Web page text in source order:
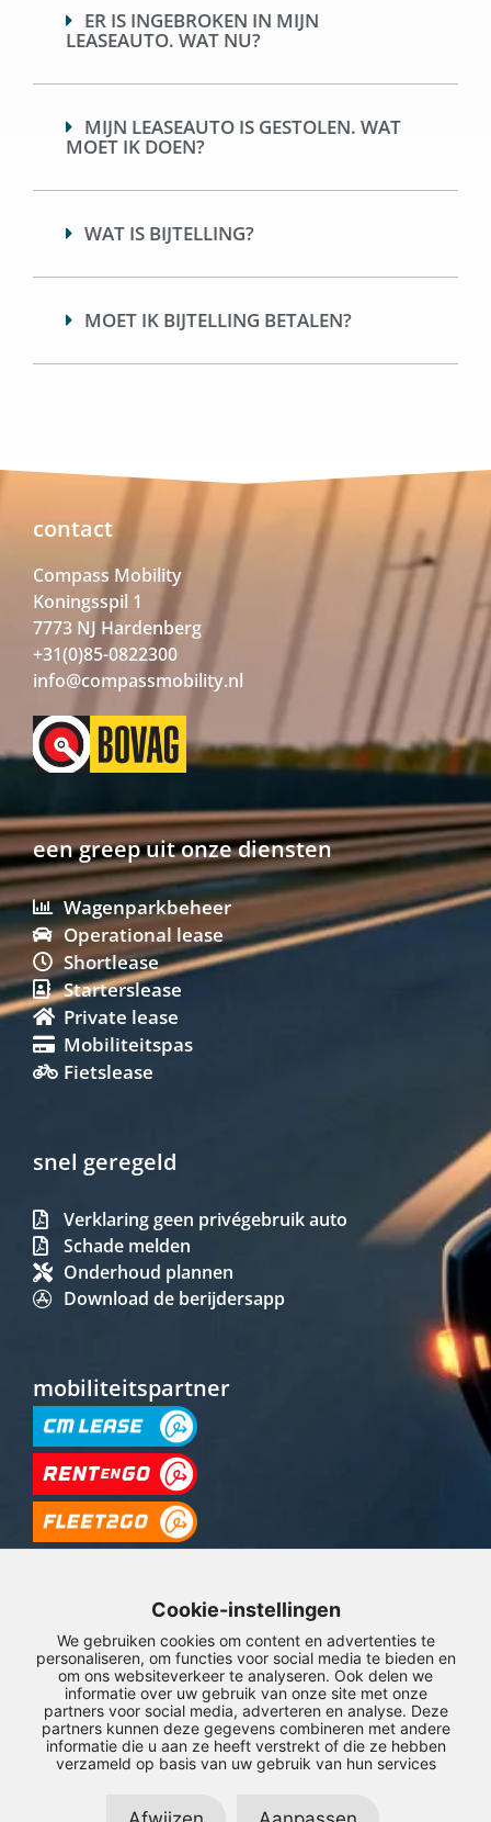
ER IS INGEBROKEN IN MIJN
LEASEAUTO. WAT NU?
MIJN LEASEAUTO IS GESTOLEN. WAT
MOET IK DOEN?
WAT IS BIJTELLING?
MOET IK BIJTELLING BETALEN?
contact
Compass Mobility
Koningsspil 1
7773 NJ Hardenberg
+31(0)85-0822300
info@compassmobility.nl
een greep uit onze diensten
Wagenparkbeheer
Operational lease
Shortlease
Starterslease
Private lease
Mobiliteitspas
Fietslease
snel geregeld
Verklaring geen privégebruik auto
Schade melden
Onderhoud plannen
Download de berijdersapp
mobiliteitspartner
© Copyright 2026 – Compass Mobility –Privacyverklaring– Disclaimer
Cookie-instellingen
We gebruiken cookies om content en advertenties te
personaliseren, om functies voor social media te bieden en
om ons websiteverkeer te analyseren. Ook delen we
informatie over uw gebruik van onze site met onze
partners voor social media, adverteren en analyse. Deze
partners kunnen deze gegevens combineren met andere
informatie die u aan ze heeft verstrekt of die ze hebben
verzameld op basis van uw gebruik van hun services